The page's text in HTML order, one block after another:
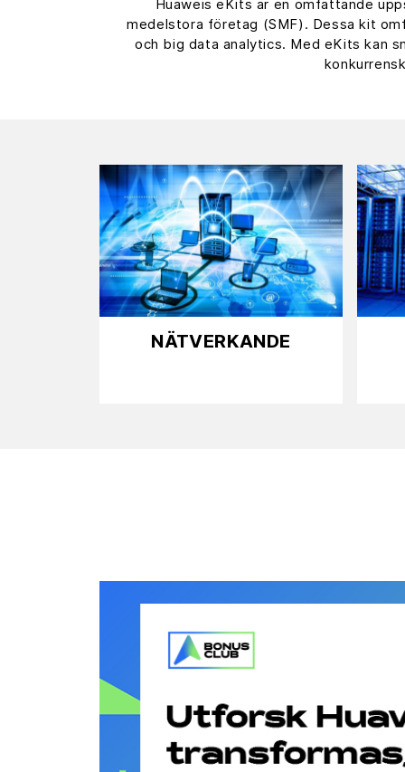
Huaweis eKits är en omfattande
medelstora företag (SMF). Dessa kit
och big data analytics. Med eKits kan
NÄTVERKANDE